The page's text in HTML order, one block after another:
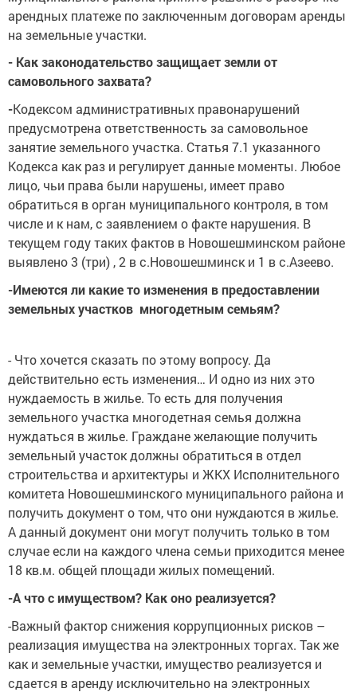
арендных платеже по заключенным договорам аренды
на земельные участки.
- Как законодательство защищает земли от
самовольного захвата?
-Кодексом административных правонарушений
предусмотрена ответственность за самовольное
занятие земельного участка. Статья 7.1 указанного
Кодекса как раз и регулирует данные моменты. Любое
лицо, чьи права были нарушены, имеет право
обратиться в орган муниципального контроля, в том
числе и к нам, с заявлением о факте нарушения. В
текущем году таких фактов в Новошешминском районе
выявлено 3 (три) , 2 в с.Новошешминск и 1 в с.Азеево.
-Имеются ли какие то изменения в предоставлении
земельных участков многодетным семьям?
- Что хочется сказать по этому вопросу. Да
действительно есть изменения… И одно из них это
нуждаемость в жилье. То есть для получения
земельного участка многодетная семья должна
нуждаться в жилье. Граждане желающие получить
земельный участок должны обратиться в отдел
строительства и архитектуры и ЖКХ Исполнительного
комитета Новошешминского муниципального района и
получить документ о том, что они нуждаются в жилье.
А данный документ они могут получить только в том
случае если на каждого члена семьи приходится менее
18 кв.м. общей площади жилых помещений.
-А что с имуществом? Как оно реализуется?
-Важный фактор снижения коррупционных рисков –
реализация имущества на электронных торгах. Так же
как и земельные участки, имущество реализуется и
сдается в аренду исключительно на электронных